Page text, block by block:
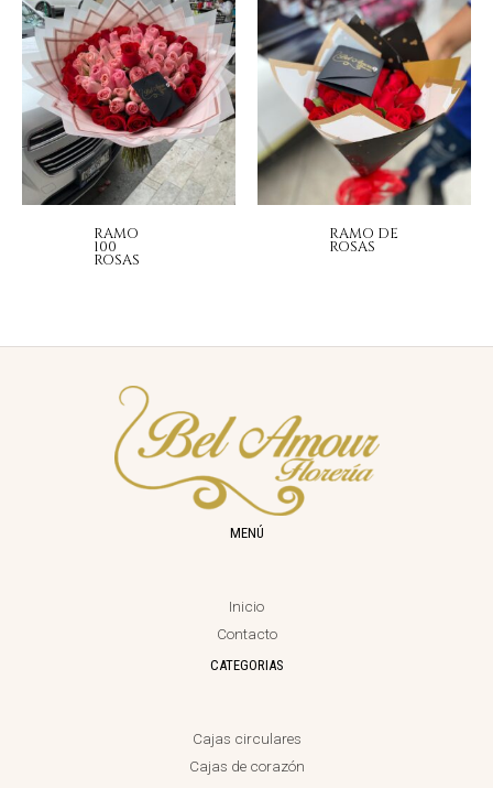
RAMO
100
ROSAS
RAMO DE
ROSAS
MENÚ
Inicio
Contacto
CATEGORIAS
Cajas circulares
Cajas de corazón